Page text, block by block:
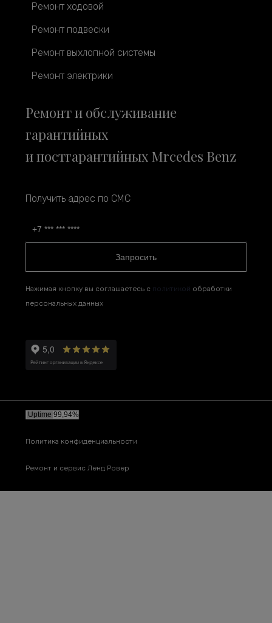
Ремонт ходовой
Ремонт подвески
Ремонт выхлопной системы
Ремонт электрики
Ремонт и обслуживание
гарантийных
и постгарантийных Mrcedes Benz
Получить адрес по СМС
Запросить
Нажимая кнопку вы соглашаетесь с политикой обработки
персональных данных
Политика конфиденциальности
Ремонт и сервис Ленд Ровер